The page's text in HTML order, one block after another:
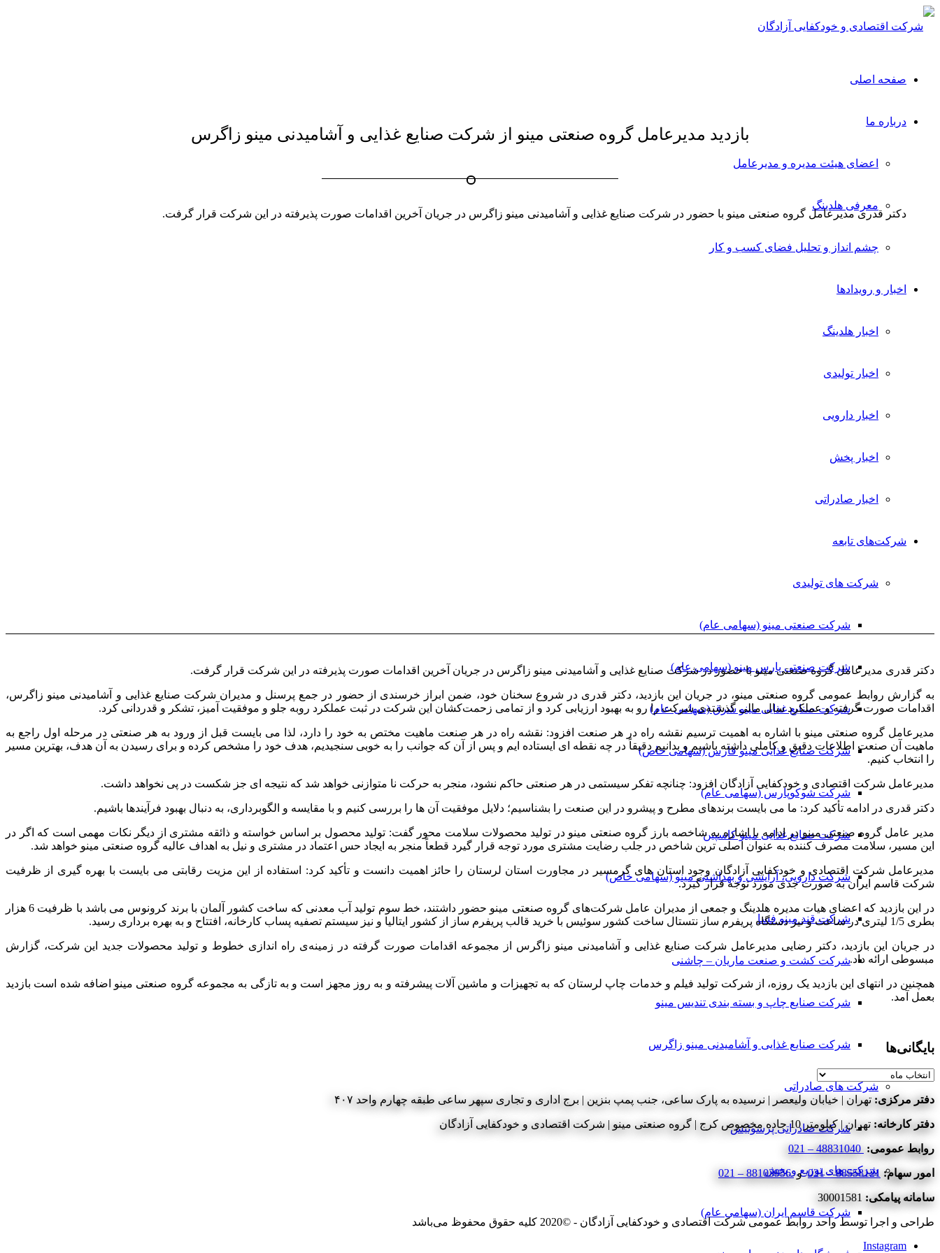
صفحه اصلی
درباره ما
اعضای هیئت مدیره و مدیرعامل
معرفی هلدینگ
چشم انداز و تحلیل فضای کسب و کار
اخبار و رویدادها
اخبار هلدینگ
اخبار تولیدی
اخبار دارویی
اخبار پخش
اخبار صادراتی
شرکت‌های تابعه
شرکت های تولیدی
شرکت صنعتی مینو (سهامی عام)
شرکت صنعتی پارس مینو (سهامی عام)
شرکت صنایع غذایی مینو شرق (سهامی عام)
شرکت صنایع غذایی مینو فارس (سهامی خاص)
شرکت شوکوپارس (سهامی عام)
شرکت صنایع غذایی مینو کاسپین
شرکت دارویی، آرایشی و بهداشتی مینو (سهامی خاص)
شرکت قند مینو فسا
شرکت کشت و صنعت ماریان – چاشنی
شرکت صنایع چاپ و بسته بندی تندیس مینو
شرکت صنایع غذایی و آشامیدنی مینو زاگرس
شرکت های صادراتی
شرکت صادراتی پرسوئیس
شرکت های توزیع و پخش
شرکت قاسم ایران (سهامی عام)
بازدید مدیرعامل گروه صنعتی مینو از شرکت صنایع غذایی و آشامیدنی مینو زاگرس
دکتر قدری مدیرعامل گروه صنعتی مینو با حضور در شرکت صنایع غذایی و آشامیدنی مینو زاگرس در جریان آخرین اقدامات صورت پذیرفته در این شرکت قرار گرفت.
دکتر قدری مدیرعامل گروه صنعتی مینو با حضور در شرکت صنایع غذایی و آشامیدنی مینو زاگرس در جریان آخرین اقدامات صورت پذیرفته در این شرکت قرار گرفت.
به گزارش روابط عمومی گروه صنعتی مینو، در جریان این بازدید، دکتر قدری در شروع سخنان خود، ضمن ابراز خرسندی از حضور در جمع پرسنل و مدیران شرکت صنایع غذایی و آشامیدنی مینو زاگرس،
اقدامات صورت گرفته و عملکرد سال مالی گذشته‌ی شرکت را رو به بهبود ارزیابی کرد و از تمامی زحمت‌کشان این شرکت در ثبت عملکرد روبه جلو و موفقیت آمیز، تشکر و قدردانی کرد.
مدیرعامل گروه صنعتی مینو با اشاره به اهمیت ترسیم نقشه راه در هر صنعت افزود: نقشه راه در هر صنعت ماهیت مختص به خود را دارد، لذا می بایست قبل از ورود به هر صنعتی در مرحله اول راجع به
ماهیت آن صنعت اطلاعات دقیق و کاملی داشته باشیم و بدانیم دقیقاً در چه نقطه ای ایستاده ایم و پس از آن که جوانب را به خوبی سنجیدیم، هدف خود را مشخص کرده و برای رسیدن به آن هدف، بهترین مسیر
را انتخاب کنیم.
مدیرعامل شرکت اقتصادی و خودکفایی آزادگان افزود: چنانچه تفکر سیستمی در هر صنعتی حاکم نشود، منجر به حرکت نا متوازنی خواهد شد که نتیجه ای جز شکست در پی نخواهد داشت.
دکتر قدری در ادامه تأکید کرد: ما می بایست برندهای مطرح و پیشرو در این صنعت را بشناسیم؛ دلایل موفقیت آن ها را بررسی کنیم و با مقایسه و الگوبرداری، به دنبال بهبود فرآیندها باشیم.
مدیر عامل گروه صنعتی مینو در ادامه با اشاره به شاخصه بارز گروه صنعتی مینو در تولید محصولات سلامت محور گفت: تولید محصول بر اساس خواسته و ذائقه مشتری از دیگر نکات مهمی است که اگر در
این مسیر، سلامت مصرف کننده به عنوان اصلی ترین شاخص در جلب رضایت مشتری مورد توجه قرار گیرد قطعاً منجر به ایجاد حس اعتماد در مشتری و نیل به اهداف عالیه گروه صنعتی مینو خواهد شد.
مدیرعامل شرکت اقتصادی و خودکفایی آزادگان وجود استان های گرمسیر در مجاورت استان لرستان را حائز اهمیت دانست و تأکید کرد: استفاده از این مزیت رقابتی می بایست با بهره گیری از ظرفیت
شرکت قاسم ایران به صورت جدی مورد توجه قرار گیرد.
در این بازدید که اعضای هیات مدیره هلدینگ و جمعی از مدیران عامل شرکت‌های گروه صنعتی مینو حضور داشتند، خط سوم تولید آب معدنی که ساخت کشور آلمان با برند کرونوس می باشد با ظرفیت 6 هزار
بطری 1/5 لیتری در ساعت و نیز دستگاه پریفرم ساز نتستال ساخت کشور سوئیس با خرید قالب پریفرم ساز از کشور ایتالیا و نیز سیستم تصفیه پساب کارخانه، افتتاح و به بهره برداری رسید.
در جریان این بازدید، دکتر رضایی مدیرعامل شرکت صنایع غذایی و آشامیدنی مینو زاگرس از مجموعه اقدامات صورت گرفته در زمینه‌ی راه اندازی خطوط و تولید محصولات جدید این شرکت، گزارش
مبسوطی ارائه داد.
همچنین در انتهای این بازدید یک روزه، از شرکت تولید فیلم و خدمات چاپ لرستان که به تجهیزات و ماشین آلات پیشرفته و به روز مجهز است و به تازگی به مجموعه گروه صنعتی مینو اضافه شده است بازدید
بعمل آمد.
بایگانی‌ها
بایگانی‌ها
دفتر مرکزی: تهران | خیابان ولیعصر | نرسیده به پارک ساعی، جنب پمپ بنزین | برج اداری و تجاری سپهر ساعی طبقه چهارم واحد ۴۰۷
دفتر کارخانه: تهران | کیلومتر 10 جاده مخصوص کرج | گروه صنعتی مینو | شرکت اقتصادی و خودکفایی آزادگان
روابط عمومی:
امور سهام: 88558121 – 021 و88103956 – 021
سامانه پیامکی:
طراحی و اجرا توسط واحد روابط عمومی شرکت اقتصادی و خودکفایی آزادگان - ©2020 کلیه حقوق محفوظ می‌باشد
Instagram